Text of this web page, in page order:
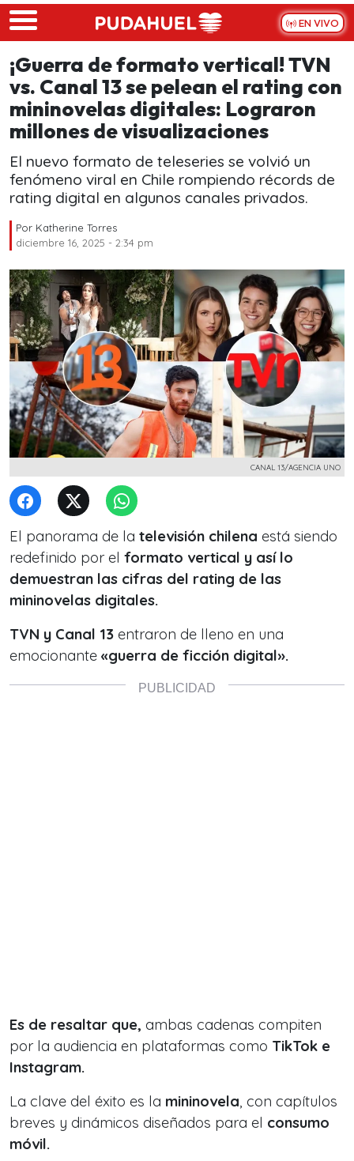
Skip to main content
EN VIVO
¡Guerra de formato vertical! TVN
vs. Canal 13 se pelean el rating con
mininovelas digitales: Lograron
millones de visualizaciones
El nuevo formato de teleseries se volvió un
fenómeno viral en Chile rompiendo récords de
rating digital en algunos canales privados.
Por Katherine Torres
diciembre 16, 2025 - 2:34 pm
CANAL 13/AGENCIA UNO
El panorama de la televisión chilena está siendo
redefinido por el formato vertical y así lo
demuestran las cifras del rating de las
mininovelas digitales.
TVN y Canal 13 entraron de lleno en una
emocionante «guerra de ficción digital».
Es de resaltar que, ambas cadenas compiten
por la audiencia en plataformas como TikTok e
Instagram.
La clave del éxito es la mininovela, con capítulos
breves y dinámicos diseñados para el consumo
móvil.